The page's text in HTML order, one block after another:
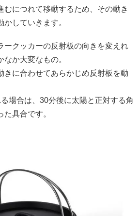
むにつれて移動するため、その動き
していきます。
ークッカーの反射板の向きを変えれ
か大変なもの。
きに合わせてあらかじめ反射板を動
場合は、30分後に太陽と正対する角
具合です。